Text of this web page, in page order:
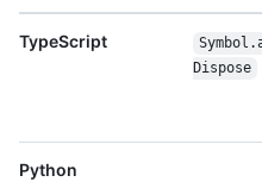
TypeScript
Dispose
Python